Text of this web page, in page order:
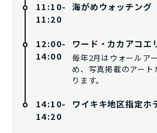
11:10-
11:20
海がめウォッチング
12:00-
14:00
ワード・カカアコ
毎年2月はウォールア
め、写真掲載のアー
ります。
14:10-
14:20
ワイキキ地区指定ホ